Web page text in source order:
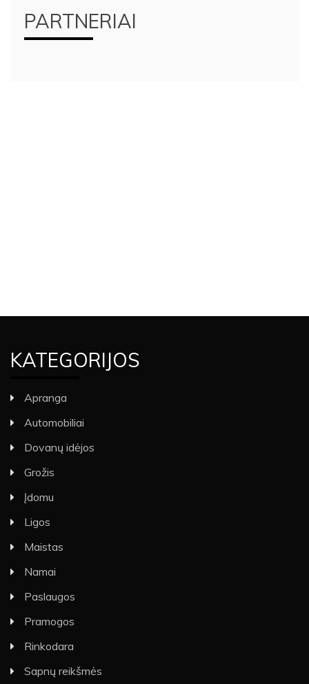
PARTNERIAI
KATEGORIJOS
Apranga
Automobiliai
Dovanų idėjos
Grožis
Įdomu
Ligos
Maistas
Namai
Paslaugos
Pramogos
Rinkodara
Sapnų reikšmės